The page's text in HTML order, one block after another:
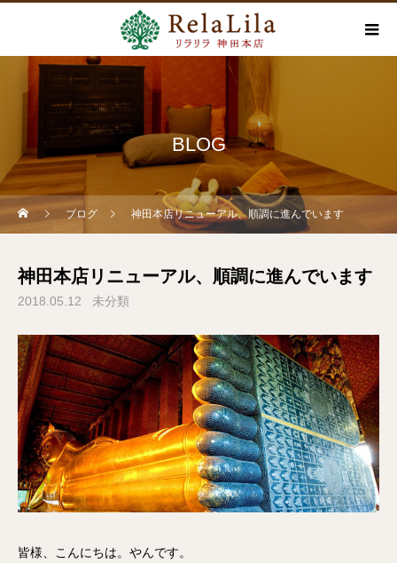
BLOG
ブログ 神田本店リニューアル、順調に進んでいます
神田本店リニューアル、順調に進んでいます
2018.05.12 未分類
皆様、こんにちは。やんです。